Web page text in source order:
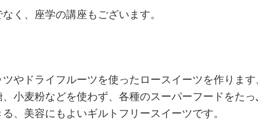
く、座学の講座もございます。
やドライフルーツを使ったロースイーツを作ります
小麦粉などを使わず、各種のスーパーフードをたっ
、美容にもよいギルトフリースイーツです。